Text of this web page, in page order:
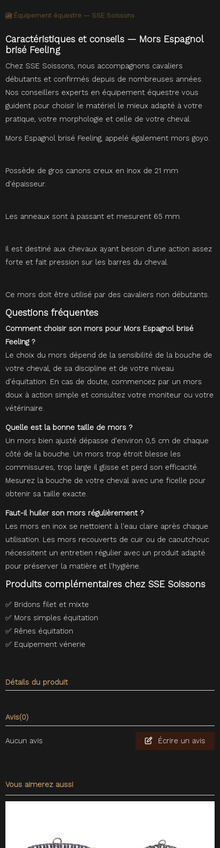
🎦 Équipement équestre — SSE Soissons
Caractéristiques et conseils — Mors Espagnol
brisé Feeling
Chez SSE Soissons, nous accompagnons cavaliers
débutants et confirmés depuis de nombreuses années.
Nos conseillers experts en équipement équestre vous
guident pour choisir le matériel le mieux adapté à votre
pratique, votre morphologie et celle de votre cheval.
Mors Espagnol brisé Feeling, appelé également mors goyo.
Possède de gros canons creux en inox de 21 mm
d'épaisseur.
Les anneaux sont à passant et mesurent 65 mm.
Il est destiné aux chevaux ayant besoin d'une action assez
forte et fait pression sur les barres du cheval.
Ce mors doit être utilisé par des cavaliers non débutants.
Questions fréquentes
Comment choisir son mors pour Mors Espagnol brisé
Feeling ?
Le choix du mors dépend de la sensibilité de la bouche de
votre cheval, de sa discipline et de votre niveau
d'équitation. En cas de doute, commencez par un mors
doux à action simple et consultez votre moniteur ou votre
vétérinaire.
Quelle est la bonne taille de mors ?
Un mors bien ajusté dépasse d'environ 0,5 cm de chaque
côté de la bouche. Un mors trop étroit blesse les
commissures, trop large il glisse et perd son efficacité.
Mesurez la bouche de votre cheval avec une ficelle pour
obtenir sa taille exacte.
Faut-il huiler son mors régulièrement ?
Les mors en inox se nettoient à l'eau claire après chaque
utilisation. Les mors recouverts de cuir ou de caoutchouc
nécessitent un entretien régulier avec un produit adapté
pour préserver la matière et l'hygiène.
Produits complémentaires chez SSE Soissons
✅ Bridons filet et mixte
✅ Mors simples équitation
✅ Rênes équitation
✅ Equipement vénerie
Détails du produit
Avis(0)
Aucun avis Écrire un avis
Vous aimerez aussi